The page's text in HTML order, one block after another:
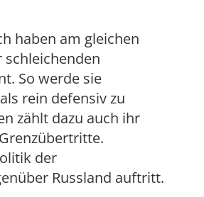
haben am gleichen
schleichenden
So werde sie
rein defensiv zu
zählt dazu auch ihr
der
Russland auftritt.